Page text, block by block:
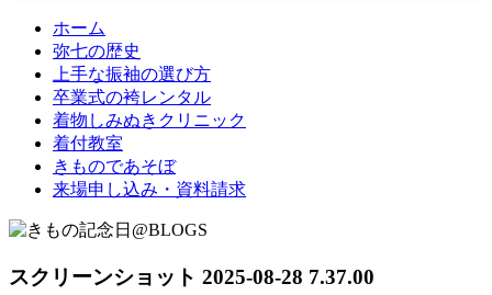
す。
ホーム
弥七の歴史
上手な振袖の選び方
卒業式の袴レンタル
着物しみぬきクリニック
着付教室
きものであそぼ
来場申し込み・資料請求
スクリーンショット 2025-08-28 7.37.00